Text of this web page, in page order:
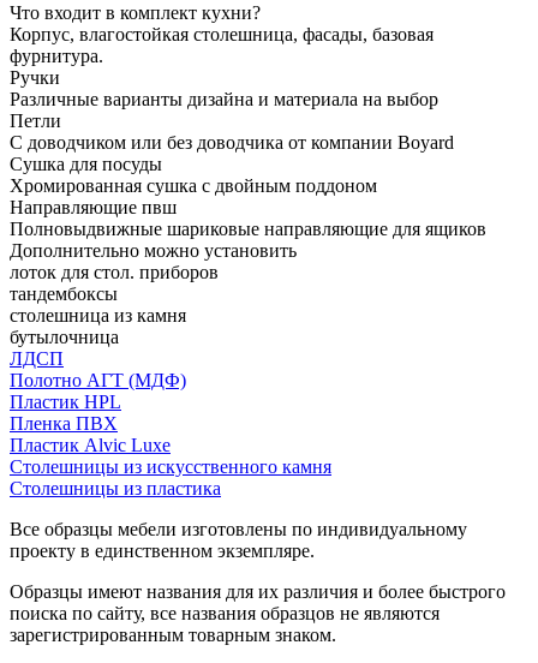
Что входит в комплект кухни?
Корпус, влагостойкая столешница, фасады, базовая
фурнитура.
Ручки
Различные варианты дизайна и материала на выбор
Петли
С доводчиком или без доводчика от компании Boyard
Сушка для посуды
Хромированная сушка с двойным поддоном
Направляющие пвш
Полновыдвижные шариковые направляющие для ящиков
Дополнительно можно установить
лоток для стол. приборов
тандембоксы
столешница из камня
бутылочница
ЛДСП
Полотно АГТ (МДФ)
Пластик HPL
Пленка ПВХ
Пластик Alvic Luxe
Столешницы из искусственного камня
Столешницы из пластика
Все образцы мебели изготовлены по индивидуальному
проекту в единственном экземпляре.
Образцы имеют названия для их различия и более быстрого
поиска по сайту, все названия образцов не являются
зарегистрированным товарным знаком.